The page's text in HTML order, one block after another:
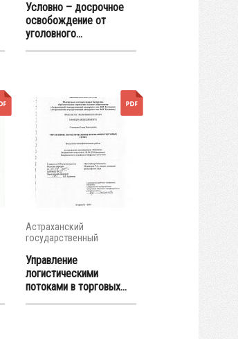
Условно – досрочное
освобождение от
уголовного...
Астраханский
государственный
Управление
логистическими
потоками в торговых...